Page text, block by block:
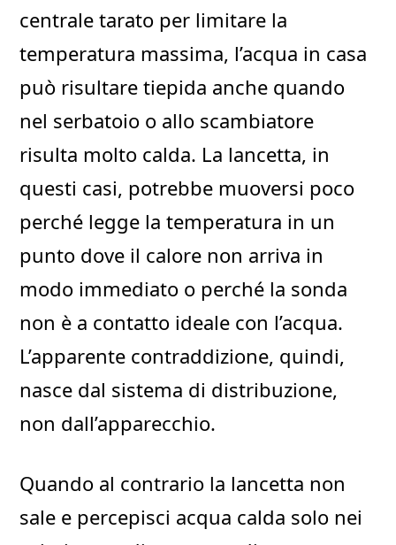
centrale tarato per limitare la
temperatura massima, l’acqua in casa
può risultare tiepida anche quando
nel serbatoio o allo scambiatore
risulta molto calda. La lancetta, in
questi casi, potrebbe muoversi poco
perché legge la temperatura in un
punto dove il calore non arriva in
modo immediato o perché la sonda
non è a contatto ideale con l’acqua.
L’apparente contraddizione, quindi,
nasce dal sistema di distribuzione,
non dall’apparecchio.
Quando al contrario la lancetta non
sale e percepisci acqua calda solo nei